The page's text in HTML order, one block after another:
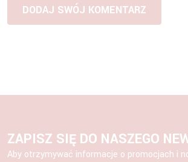
ZAPISZ SIĘ DO NASZEGO
Aby otrzymywać informacje o promocjach i